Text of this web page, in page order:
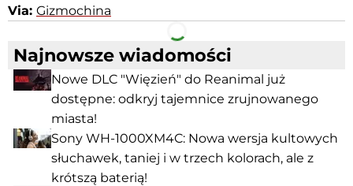
Via: Gizmochina
Facebook Telegram
Najnowsze wiadomości
Nowe DLC "Więzień" do Reanimal już
dostępne: odkryj tajemnice zrujnowanego
miasta!
Sony WH-1000XM4C: Nowa wersja kultowych
słuchawek, taniej i w trzech kolorach, ale z
krótszą baterią!